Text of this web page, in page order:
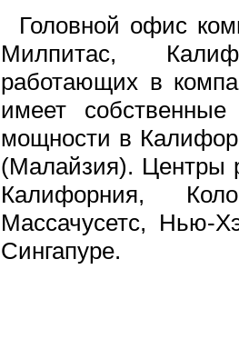
Головной офис
Милпитас,
работающих в
имеет
мощности в
(Малайзия). Центры
Калифорния,
Массачусетс, Нью-
Сингапуре.